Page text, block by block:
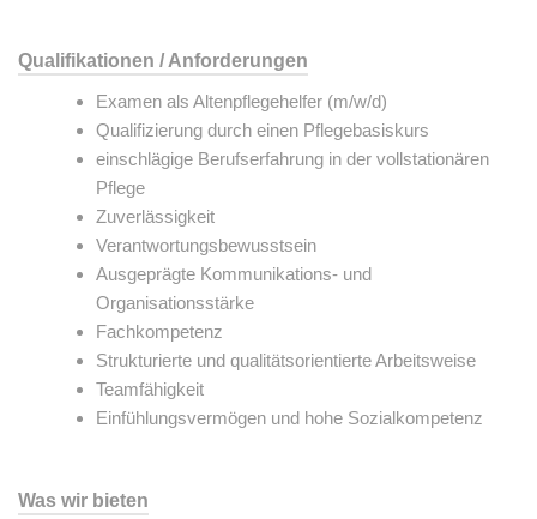
Qualifikationen / Anforderungen
Examen als Altenpflegehelfer (m/w/d)
Qualifizierung durch einen Pflegebasiskurs
einschlägige Berufserfahrung in der vollstationären
Pflege
Zuverlässigkeit
Verantwortungsbewusstsein
Ausgeprägte Kommunikations- und
Organisationsstärke
Fachkompetenz
Strukturierte und qualitätsorientierte Arbeitsweise
Teamfähigkeit
Einfühlungsvermögen und hohe Sozialkompetenz
Was wir bieten